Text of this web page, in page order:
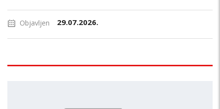
Objavljen 29.07.2026.